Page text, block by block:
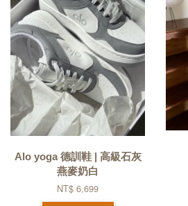
Alo yoga 德訓鞋 | 高級石灰
燕麥奶白
NT$ 6,699